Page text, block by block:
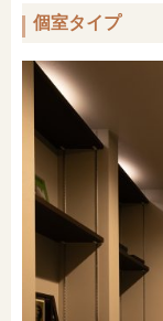
個室タイプ